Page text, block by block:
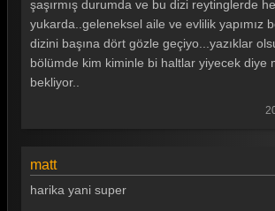
şaşırmış durumda ve bu dizi reytinglerde
yukarda..geleneksel aile ve evlilik yapımız
dizini başına dört gözle geçiyo...yazıklar
bölümde kim kiminle bi haltlar yiyecek diye
bekliyor..
matt
harika yani super